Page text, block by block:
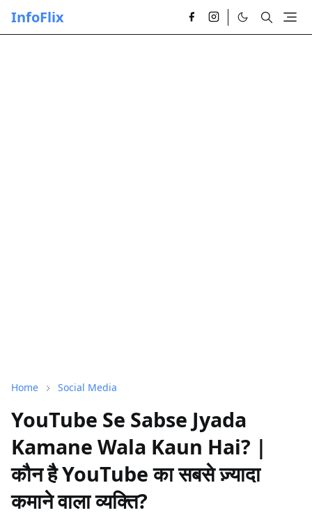
InfoFlix
Home Social Media
YouTube Se Sabse Jyada
Kamane Wala Kaun Hai? |
कौन है YouTube का सबसे ज़्यादा
कमाने वाला व्यक्ति?